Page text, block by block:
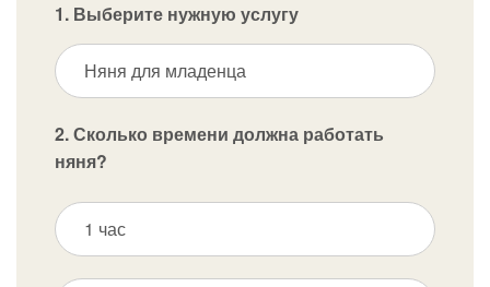
1. Выберите нужную услугу
Няня для младенца
2. Сколько времени должна работать
няня?
1 час